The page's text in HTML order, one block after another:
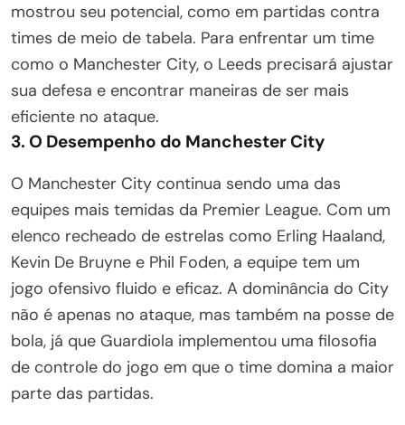
mostrou seu potencial, como em partidas contra
times de meio de tabela. Para enfrentar um time
como o Manchester City, o Leeds precisará ajustar
sua defesa e encontrar maneiras de ser mais
eficiente no ataque.
3. O Desempenho do Manchester City
O Manchester City continua sendo uma das
equipes mais temidas da Premier League. Com um
elenco recheado de estrelas como Erling Haaland,
Kevin De Bruyne e Phil Foden, a equipe tem um
jogo ofensivo fluido e eficaz. A dominância do City
não é apenas no ataque, mas também na posse de
bola, já que Guardiola implementou uma filosofia
de controle do jogo em que o time domina a maior
parte das partidas.